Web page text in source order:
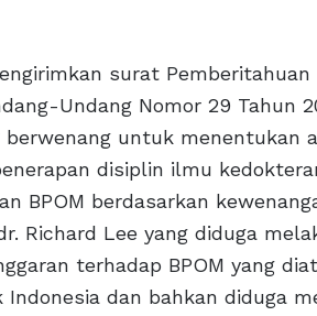
surat Pemberitahuan
Undang Nomor 29 Tahun
untuk menentukan
disiplin ilmu
BPOM berdasarkan
Richard Lee yang diduga
terhadap BPOM yang
dan bahkan diduga